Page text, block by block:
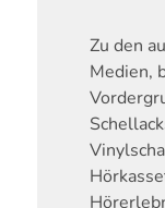
Zu den
Medien,